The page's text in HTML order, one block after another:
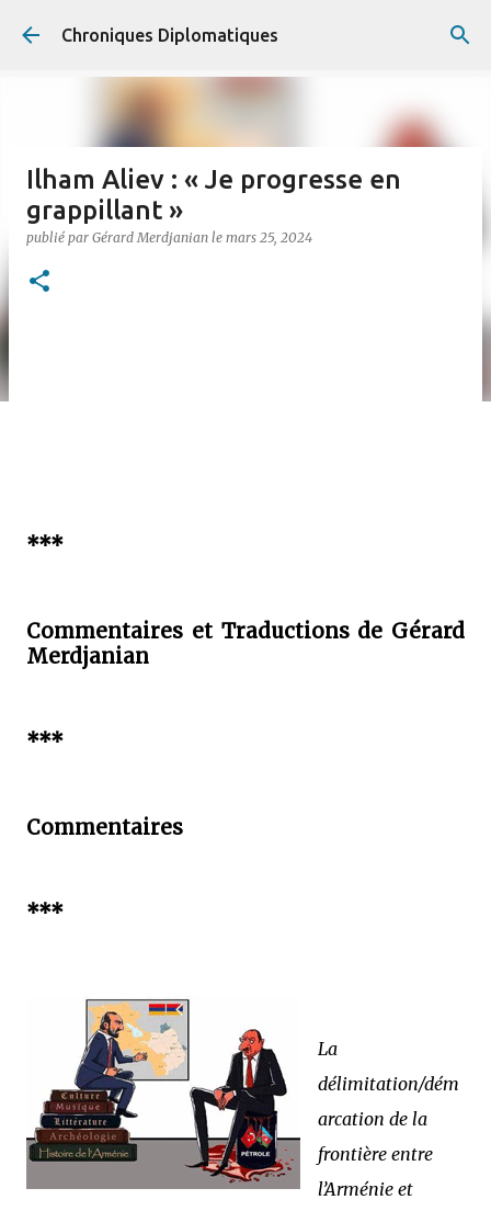
Accéder au contenu principal
Chroniques Diplomatiques
Ilham Aliev : « Je progresse en
grappillant »
publié par Gérard Merdjanian le mars 25, 2024
***
Commentaires et Traductions de Gérard
Merdjanian
***
Commentaires
***
La
délimitation/dém
arcation de la
frontière entre
l’Arménie et